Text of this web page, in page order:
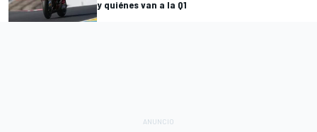
y quiénes van a la Q1